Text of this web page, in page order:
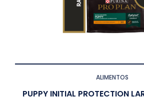
ALIMENTOS
PUPPY INITIAL PROTECTION